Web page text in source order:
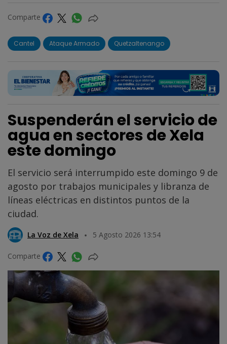
Comparte
Cantel Ataque Armado Quetzaltenango
Suspenderán el servicio de
agua en sectores de Xela
este domingo
El servicio será interrumpido este domingo 9 de
agosto por trabajos municipales y libranza de
líneas eléctricas en distintos puntos de la
ciudad.
La Voz de Xela 5 Agosto 2026 13:54
Comparte